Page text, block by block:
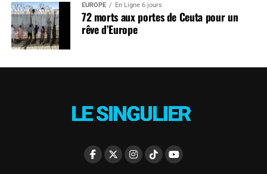
EUROPE En Ligne 6 jours
72 morts aux portes de Ceuta pour un
rêve d’Europe